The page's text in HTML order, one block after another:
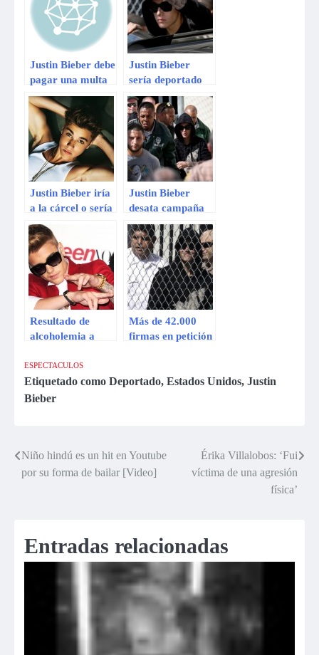
Justin Bieber debe
pagar una multa
a las autoridades
alemanas. ¿Qué
fue lo que hizo?
Justin Bieber
sería deportado
por decisión de la
Casa Blanca
Justin Bieber iría
a la cárcel o sería
deportado
Justin Bieber
desata campaña
de inmigrantes en
EEUU
Resultado de
alcoholemia a
positivo
Más de 42.000
firmas en petición
ESPECTACULOS
Etiquetado como Deportado, Estados Unidos, Justin
Bieber
Navegación
Niño hindú es un hit en Youtube
por su forma de bailar [Video]
Érika Villalobos: ‘Fui
víctima de una agresión
física’
Entradas relacionadas